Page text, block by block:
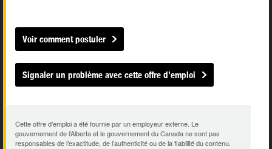
Voir comment postuler
Signaler un problème avec cette offre d’emploi
Cette offre d’emploi a été fournie par un employeur externe. Le
gouvernement de l’Alberta et le gouvernement du Canada ne sont pas
responsables de l’exactitude, de l’authenticité ou de la fiabilité du contenu.